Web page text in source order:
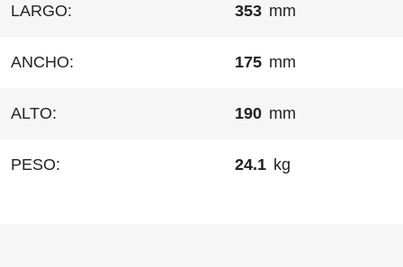
LARGO: 353 mm
ANCHO: 175 mm
ALTO: 190 mm
PESO: 24.1 kg